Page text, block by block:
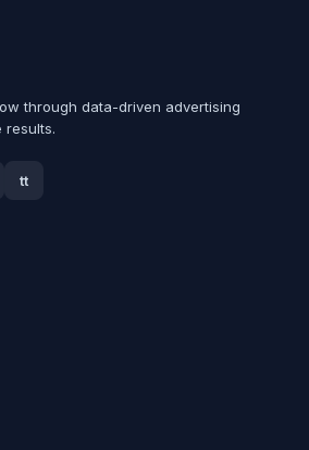
through data-driven advertising
results.
tt